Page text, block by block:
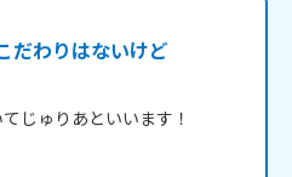
だわりはないけど
じゅりあといいます！